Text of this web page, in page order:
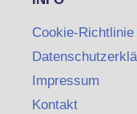
Cookie-Richtlinie
Impressum
Kontakt